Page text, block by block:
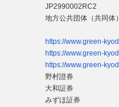
JP2990002RC2
地方公共団体（共同体
https://www.green-
https://www.green-
https://www.green-
野村證券
大和証券
みずほ証券